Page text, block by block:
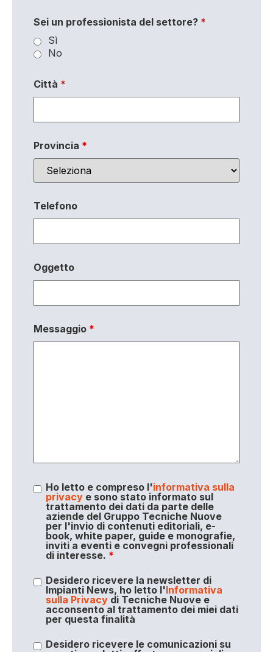
Sei un professionista del settore? *
Sì
No
Città *
Provincia *
Telefono
Oggetto
Messaggio *
Ho letto e compreso l'informativa sulla
privacye sono stato informato sul
trattamento dei dati da parte delle
aziende del Gruppo Tecniche Nuove
per l'invio di contenuti editoriali, e-
book, white paper, guide e monografie,
inviti a eventi e convegni professionali
di interesse. *
Desidero ricevere la newsletter di
Impianti News, ho letto l'Informativa
sulla Privacydi Tecniche Nuove e
acconsento al trattamento dei miei dati
per questa finalità
Desidero ricevere le comunicazioni su